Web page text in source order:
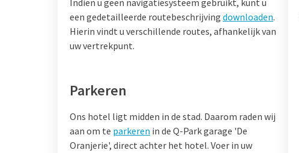
Indien u geen navigatiesysteem gebruikt, kunt u
een gedetailleerde routebeschrijving downloaden.
Hierin vindt u verschillende routes, afhankelijk van
uw vertrekpunt.
Parkeren
Ons hotel ligt midden in de stad. Daarom raden wij
aan om te parkeren in de Q-Park garage 'De
Oranjerie', direct achter het hotel. Voer in uw